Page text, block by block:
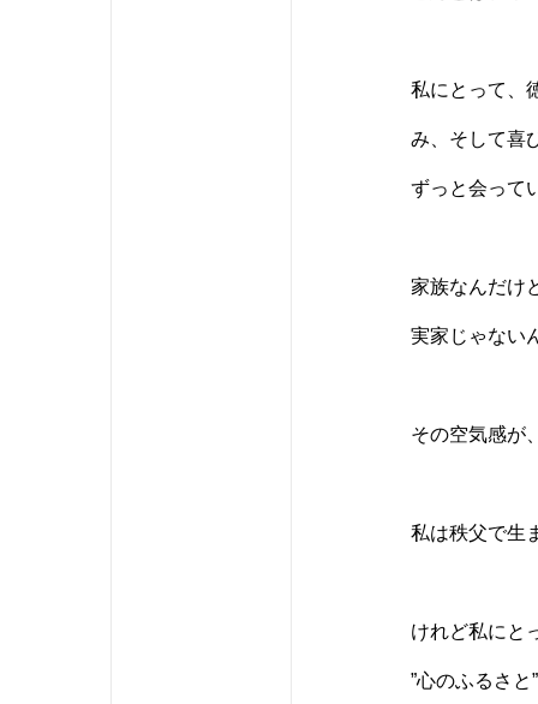
私にとって、
み、そして喜
ずっと会って
家族なんだけ
実家じゃない
その空気感が
私は秩父で生
けれど私にと
”心のふるさと